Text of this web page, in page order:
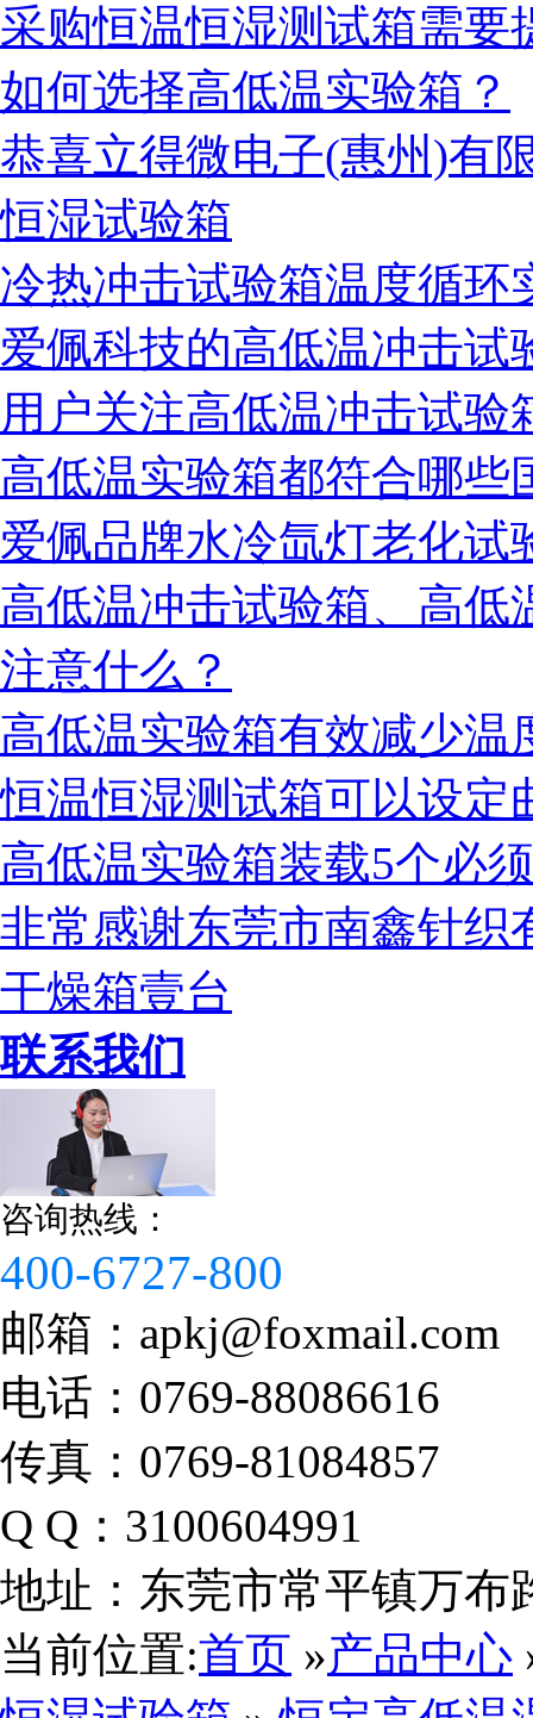
冲击箱校准证书
恒温防结霜校准证书
盐雾箱校准证书
采购恒温恒湿测试箱需要
如何选择高低温实验箱？
恭喜立得微电子(惠州)有
恒湿试验箱
冷热冲击试验箱温度循环
爱佩科技的高低温冲击试
用户关注高低温冲击试验
高低温实验箱都符合哪些
爱佩品牌水冷氙灯老化试
高低温冲击试验箱、高低
注意什么？
高低温实验箱有效减少温
恒温恒湿测试箱可以设定
高低温实验箱装载5个必
非常感谢东莞市南鑫针织
干燥箱壹台
联系我们
咨询热线：
400-6727-800
邮箱： apkj@foxmail.com
电话： 0769-88086616
传真： 0769-81084857
Q Q： 3100604991
地址： 东莞市常平镇万布
当前位置:首页 »产品中心